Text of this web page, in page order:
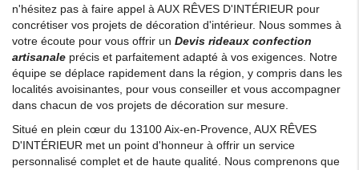
n'hésitez pas à faire appel à AUX RÊVES D'INTÉRIEUR pour
concrétiser vos projets de décoration d'intérieur. Nous sommes à
votre écoute pour vous offrir un Devis rideaux confection
artisanale précis et parfaitement adapté à vos exigences. Notre
équipe se déplace rapidement dans la région, y compris dans les
localités avoisinantes, pour vous conseiller et vous accompagner
dans chacun de vos projets de décoration sur mesure.
Situé en plein cœur du 13100 Aix-en-Provence, AUX RÊVES
D'INTÉRIEUR met un point d'honneur à offrir un service
personnalisé complet et de haute qualité. Nous comprenons que